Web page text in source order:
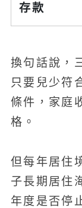
存款
換句話說，
只要兒少符
條件，家庭
格。
但每年居住
子長期居住
年度是否停